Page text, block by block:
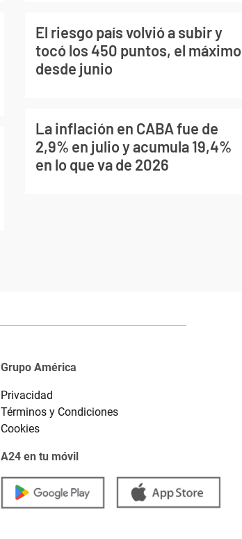
El riesgo país volvió a subir y
tocó los 450 puntos, el máximo
desde junio
La inflación en CABA fue de
2,9% en julio y acumula 19,4%
en lo que va de 2026
Grupo América
Privacidad
Términos y Condiciones
Cookies
A24 en tu móvil